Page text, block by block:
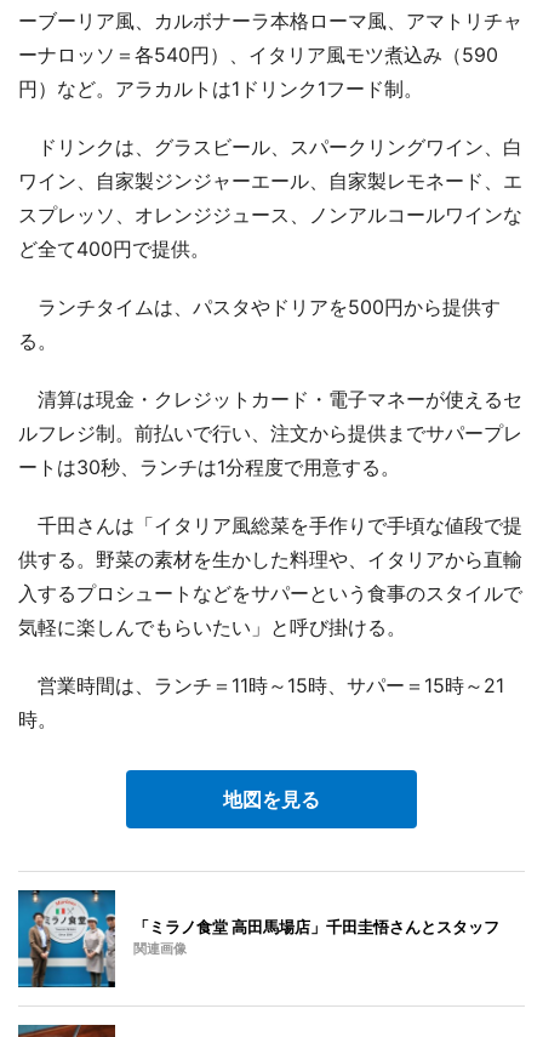
ーブーリア風、カルボナーラ本格ローマ風、アマトリチャ
ーナロッソ＝各540円）、イタリア風モツ煮込み（590
円）など。アラカルトは1ドリンク1フード制。
ドリンクは、グラスビール、スパークリングワイン、白
ワイン、自家製ジンジャーエール、自家製レモネード、エ
スプレッソ、オレンジジュース、ノンアルコールワインな
ど全て400円で提供。
ランチタイムは、パスタやドリアを500円から提供す
る。
清算は現金・クレジットカード・電子マネーが使えるセ
ルフレジ制。前払いで行い、注文から提供までサパープレ
ートは30秒、ランチは1分程度で用意する。
千田さんは「イタリア風総菜を手作りで手頃な値段で提
供する。野菜の素材を生かした料理や、イタリアから直輸
入するプロシュートなどをサパーという食事のスタイルで
気軽に楽しんでもらいたい」と呼び掛ける。
営業時間は、ランチ＝11時～15時、サパー＝15時～21
時。
地図を見る
「ミラノ食堂 高田馬場店」千田圭悟さんとスタッフ
関連画像